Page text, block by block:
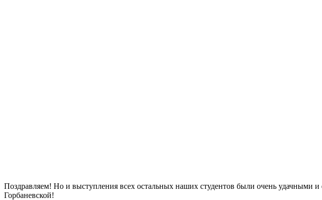
Поздравляем! Но и выступления всех остальных наших студентов были очень удачными
Горбаневской!